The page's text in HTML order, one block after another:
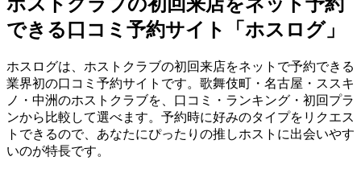
ホストクラブの初回来店をネット予約
できる口コミ予約サイト「ホスログ」
ホスログは、ホストクラブの初回来店をネットで予約できる
業界初の口コミ予約サイトです。歌舞伎町・名古屋・ススキ
ノ・中洲のホストクラブを、口コミ・ランキング・初回プラ
ンから比較して選べます。予約時に好みのタイプをリクエス
トできるので、あなたにぴったりの推しホストに出会いやす
いのが特長です。